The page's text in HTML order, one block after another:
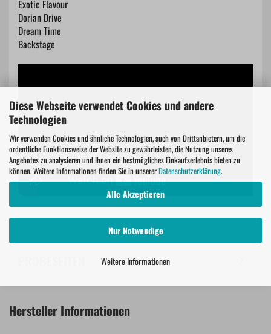
Diese Webseite verwendet Cookies und andere
Technologien
Wir verwenden Cookies und ähnliche Technologien, auch von Drittanbietern, um die
ordentliche Funktionsweise der Website zu gewährleisten, die Nutzung unseres
Angebotes zu analysieren und Ihnen ein bestmögliches Einkaufserlebnis bieten zu
können. Weitere Informationen finden Sie in unsererDatenschutzerklärung.
Alle Akzeptieren
Nur Notwendige
Weitere Informationen
Exotic Flavour
Dorian Drive
Dream Time
Backstage
Hersteller Informationen